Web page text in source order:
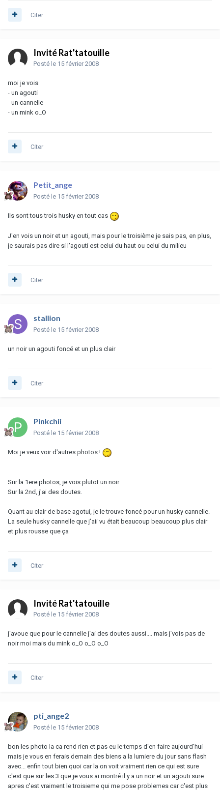
Citer
Invité Rat'tatouille
Posté le 15 février 2008
moi je vois
- un agouti
- un cannelle
- un mink o_O
Citer
Petit_ange
Posté le 15 février 2008
Ils sont tous trois husky en tout cas
J'en vois un noir et un agouti, mais pour le troisième je sais pas, en plus,
je saurais pas dire si l'agouti est celui du haut ou celui du milieu
Citer
stallion
Posté le 15 février 2008
un noir un agouti foncé et un plus clair
Citer
Pinkchii
Posté le 15 février 2008
Moi je veux voir d'autres photos !
Sur la 1ere photos, je vois plutot un noir.
Sur la 2nd, j'ai des doutes.
Quant au clair de base agotui, je le trouve foncé pour un husky cannelle.
La seule husky cannelle que j'aii vu était beaucoup beaucoup plus clair
et plus rousse que ça
Citer
Invité Rat'tatouille
Posté le 15 février 2008
j'avoue que pour le cannelle j'ai des doutes aussi.... mais j'vois pas de
noir moi mais du mink o_O o_O o_O
Citer
pti_ange2
Posté le 15 février 2008
bon les photo la ca rend rien et pas eu le temps d'en faire aujourd'hui
mais je vous en ferais demain des biens a la lumiere du jour sans flash
avec... enfin tout bien quoi car la on voit vraiment rien ce qui est sure
c'est que sur les 3 que je vous ai montré il y a un noir et un agouti sure
apres c'est vraiment le troisieme qui me pose problemes car c'est plus